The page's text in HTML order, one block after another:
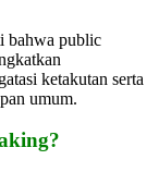
bahwa public
ketakutan serta
umum.